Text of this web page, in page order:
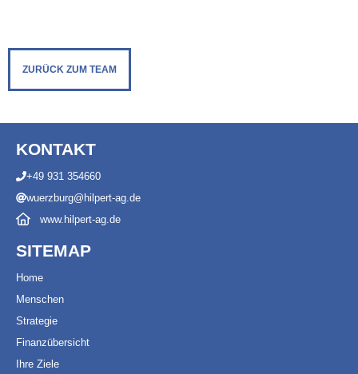
ZURÜCK ZUM TEAM
KONTAKT
+49 931 354660
wuerzburg@hilpert-ag.de
www.hilpert-ag.de
SITEMAP
Home
Menschen
Strategie
Finanzübersicht
Ihre Ziele